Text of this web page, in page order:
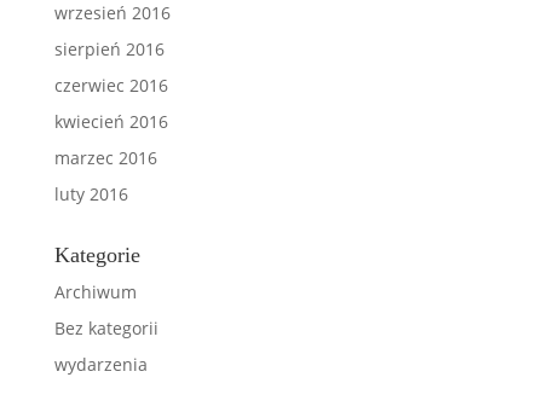
wrzesień 2016
sierpień 2016
czerwiec 2016
kwiecień 2016
marzec 2016
luty 2016
Kategorie
Archiwum
Bez kategorii
wydarzenia